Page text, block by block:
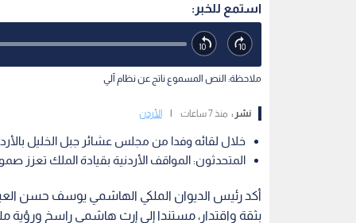
استمع للخبر:
ملاحظة: النص المسموع ناتج عن نظام آلي
نشر : منذ 7 ساعات | الأردن
خلال لقائه وفدا من مجلس عشائر جبل الخليل
المتحدثون: المواقف الأردنية بقيادة الملك
أكد رئيس الديوان الملكي الهاشمي يوسف حسن
بثقة واقتدار، مستندا إلى إرث هاشمي راسخ ورؤية